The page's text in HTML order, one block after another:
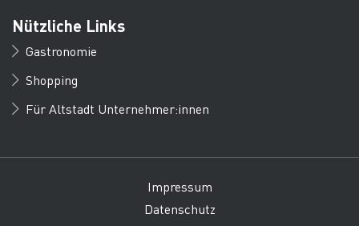
Nützliche Links
Gastronomie
Shopping
Für Altstadt Unternehmer:innen
Impressum
Datenschutz